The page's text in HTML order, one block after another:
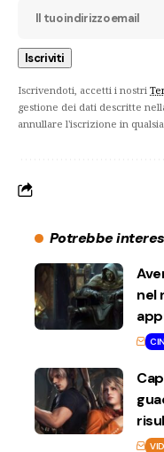
Iscrivendoti, accetti i nostri
gestione dei dati descritte
annullare l'iscrizione in
Potrebbe
nel